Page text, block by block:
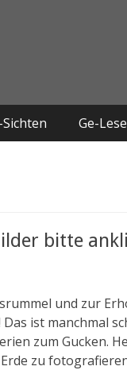
Ge-
bitte
und zur
ist manchmal
zum Gucken.
zu